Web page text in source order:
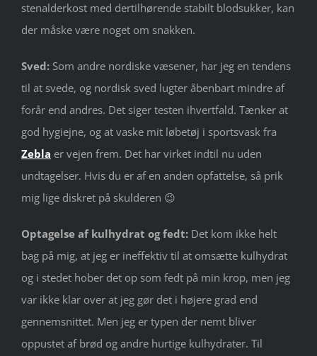
stenalderkost med dertilhørende stabilt blodsukker, kan
der måske være noget om snakken.
Sved: Som andre nordiske væsener, har jeg en tendens
til at svede, og nordisk sved lugter åbenbart mindre af
forår end andres. Det siger testen ihvertfald. Tænker at
god hygiejne, og at vaske mit løbetøj i sportsvask fra
Zebla er vejen frem. Det har virket indtil nu uden
undtagelser. Hvis du er af en anden opfattelse, så prik
mig lige diskret på skulderen 😉
Optagelse af kulhydrat og fedt: Det kom ikke helt
bag på mig, at jeg er ineffektiv til at omsætte kulhydrat
og i stedet hober det op som fedt på min krop, men jeg
var ikke klar over at jeg gør det i højere grad end
gennemsnittet. Men jeg er typen der nemt bliver
oppustet af brød og andre hurtige kulhydrater. Til